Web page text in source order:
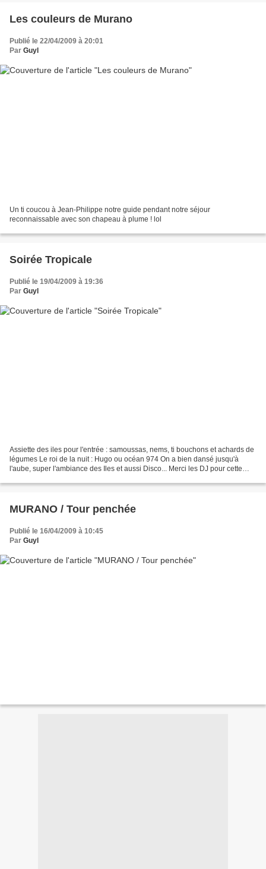
Les couleurs de Murano
Publié le 22/04/2009 à 20:01
Par Guyl
Un ti coucou à Jean-Philippe notre guide pendant notre séjour
reconnaissable avec son chapeau à plume ! lol
Soirée Tropicale
Publié le 19/04/2009 à 19:36
Par Guyl
Assiette des iles pour l'entrée : samoussas, nems, ti bouchons et achards de
légumes Le roi de la nuit : Hugo ou océan 974 On a bien dansé jusqu'à
l'aube, super l'ambiance des Iles et aussi Disco... Merci les DJ pour cette
MURANO / Tour penchée
Publié le 16/04/2009 à 10:45
Par Guyl